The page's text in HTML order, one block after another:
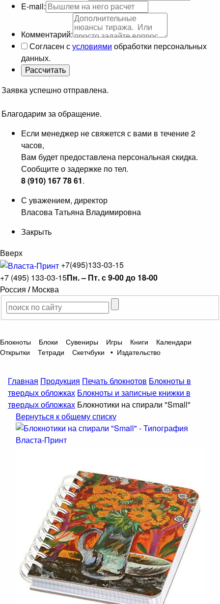
E-mail:
Комментарий:
Согласен сусловиями обработки персональных
данных.
Заявка успешно отправлена.
Благодарим за обращение.
Если менеджер не свяжется с вами в течение 2
часов,
Вам будет предоставлена персональная скидка.
Сообщите о задержке по тел.
8 (910) 167 78 61.
С уважением, директор
Власова Татьяна Владимировна
Закрыть
Вверх
+7(495)133-03-15
+7 (495) 133-03-15Пн. – Пт. с 9-00 до 18-00
Россия / Москва
Блокноты Блоки Сувениры Игры Книги
Календари
Открытки
Тетради Скетчбуки • Издательство
Главная Продукция Печать блокнотов Блокноты в
твердых обложках Блокноты и записные книжки в
твердых обложках Блокнотики на спирали "Small"
Вернуться к общему списку